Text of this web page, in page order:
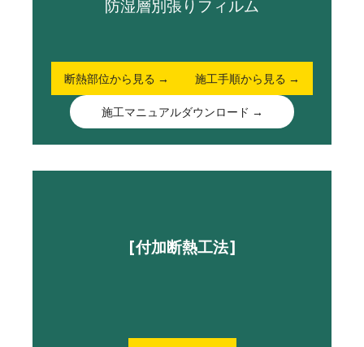
防湿層別張りフィルム
断熱部位から見る → 施工手順から見る →
施工マニュアルダウンロード →
[付加断熱工法]